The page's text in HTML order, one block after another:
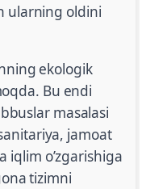
ularning oldini
ekologik
Bu endi
masalasi
jamoat
iqlim o’zgarishiga
tizimni